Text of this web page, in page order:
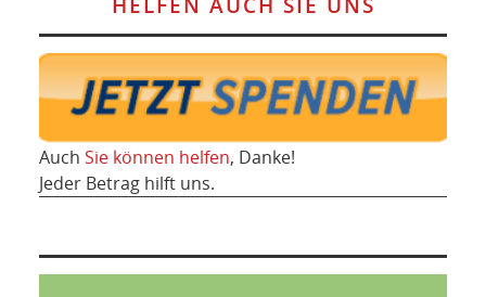
Auch Sie können helfen, Danke!
Jeder Betrag hilft uns.